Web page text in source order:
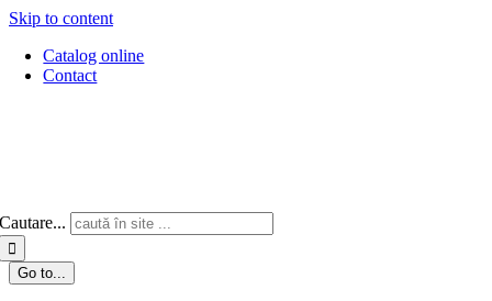
Skip to content
Catalog online
Contact
Cautare...
Go to...